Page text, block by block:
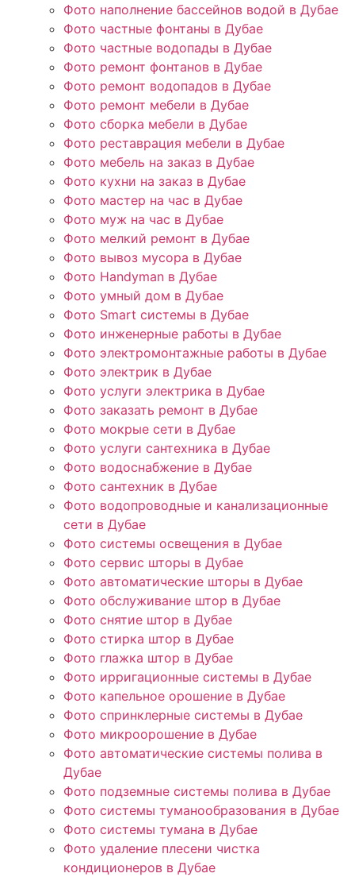
Фото наполнение бассейнов водой в Дубае
Фото частные фонтаны в Дубае
Фото частные водопады в Дубае
Фото ремонт фонтанов в Дубае
Фото ремонт водопадов в Дубае
Фото ремонт мебели в Дубае
Фото сборка мебели в Дубае
Фото реставрация мебели в Дубае
Фото мебель на заказ в Дубае
Фото кухни на заказ в Дубае
Фото мастер на час в Дубае
Фото муж на час в Дубае
Фото мелкий ремонт в Дубае
Фото вывоз мусора в Дубае
Фото Handyman в Дубае
Фото умный дом в Дубае
Фото Smart системы в Дубае
Фото инженерные работы в Дубае
Фото электромонтажные работы в Дубае
Фото электрик в Дубае
Фото услуги электрика в Дубае
Фото заказать ремонт в Дубае
Фото мокрые сети в Дубае
Фото услуги сантехника в Дубае
Фото водоснабжение в Дубае
Фото сантехник в Дубае
Фото водопроводные и канализационные
сети в Дубае
Фото системы освещения в Дубае
Фото сервис шторы в Дубае
Фото автоматические шторы в Дубае
Фото обслуживание штор в Дубае
Фото снятие штор в Дубае
Фото стирка штор в Дубае
Фото глажка штор в Дубае
Фото ирригационные системы в Дубае
Фото капельное орошение в Дубае
Фото спринклерные системы в Дубае
Фото микроорошение в Дубае
Фото автоматические системы полива в
Дубае
Фото подземные системы полива в Дубае
Фото системы туманообразования в Дубае
Фото системы тумана в Дубае
Фото удаление плесени чистка
кондиционеров в Дубае